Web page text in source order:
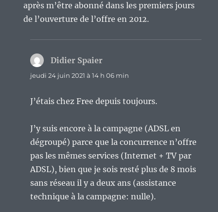
après m’être abonné dans les premiers jours
de l’ouverture de l’offre en 2012.
Didier Spaier
jeudi 24 juin 2021 à 14 h 06 min
J’étais chez Free depuis toujours.
J’y suis encore à la campagne (ADSL en
dégroupé) parce que la concurrence n’offre
pas les mêmes services (Internet + TV par
ADSL), bien que je sois resté plus de 8 mois
sans réseau il y a deux ans (assistance
technique à la campagne: nulle).